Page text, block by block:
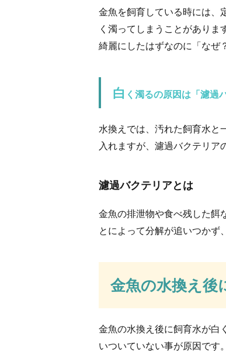
金魚を飼育している時には、
く濁ってしまうことがありま
綺麗にしたはずなのに「なぜ
白 く濁るの原因は「濾過
水換えでは、汚れた飼育水と
入れますが、濾過バクテリア
濾過バクテリアとは
金魚の排泄物や食べ残した餌
とによって分解が追いつかず
金魚の水換え後
金魚の水換え後に飼育水が白
いついていない事が原因です。